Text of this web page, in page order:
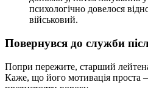
психологічно довелося
військовий.
Повернувся до служби
Попри пережите, старший
Каже, що його мотивація проста